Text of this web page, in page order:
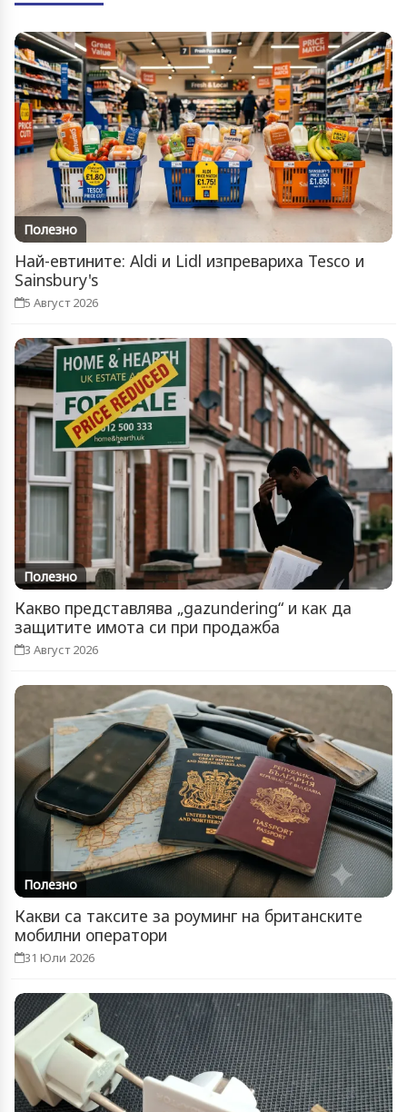
Полезно
Най-евтините: Aldi и Lidl изпревариха Tesco и
Sainsbury's
5 Август 2026
Полезно
Какво представлява „gazundering“ и как да
защитите имота си при продажба
3 Август 2026
Полезно
Какви са таксите за роуминг на британските
мобилни оператори
31 Юли 2026